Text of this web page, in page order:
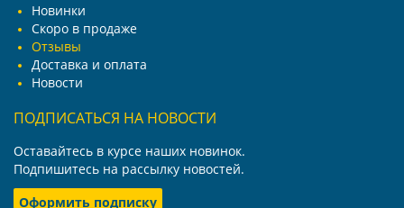
Новинки
Скоро в продаже
Отзывы
Доставка и оплата
Новости
ПОДПИСАТЬСЯ НА НОВОСТИ
Оставайтесь в курсе наших новинок.
Подпишитесь на рассылку новостей.
Оформить подписку